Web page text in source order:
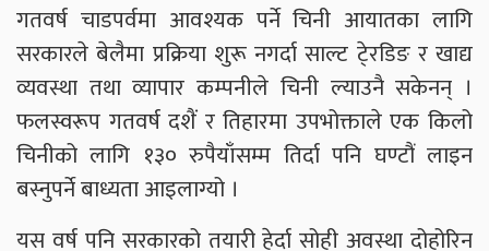
गतवर्ष चाडपर्वमा आवश्यक पर्ने चिनी आयातका लागि
सरकारले बेलैमा प्रक्रिया शुरू नगर्दा साल्ट टे्रडिङ र खाद्य
व्यवस्था तथा व्यापार कम्पनीले चिनी ल्याउनै सकेनन् ।
फलस्वरूप गतवर्ष दशैं र तिहारमा उपभोक्ताले एक किलो
चिनीको लागि १३० रुपैयाँसम्म तिर्दा पनि घण्टौं लाइन
बस्नुपर्ने बाध्यता आइलाग्यो ।
यस वर्ष पनि सरकारको तयारी हेर्दा सोही अवस्था दोहोरिन